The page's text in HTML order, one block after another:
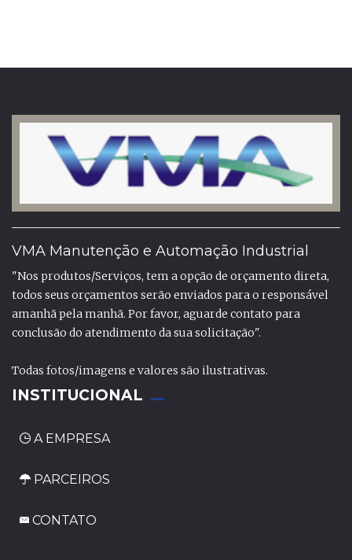
VMA Manutenção e Automação Industrial
"Nos produtos/Serviços, tem a opção de orçamento direta,
todos seus orçamentos serão enviados para o responsável
amanhã pela manhã. Por favor, aguarde contato para
conclusão do atendimento da sua solicitação".
Todas fotos/imagens e valores são ilustrativas.
INSTITUCIONAL
A EMPRESA
PARCEIROS
CONTATO